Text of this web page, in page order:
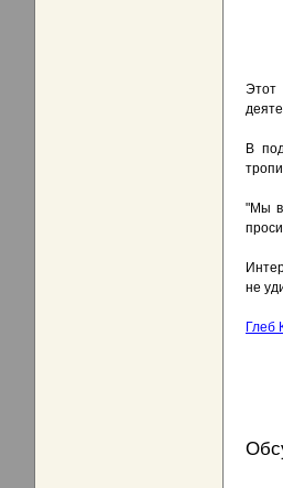
Этот
В
"Мы
не
Глеб